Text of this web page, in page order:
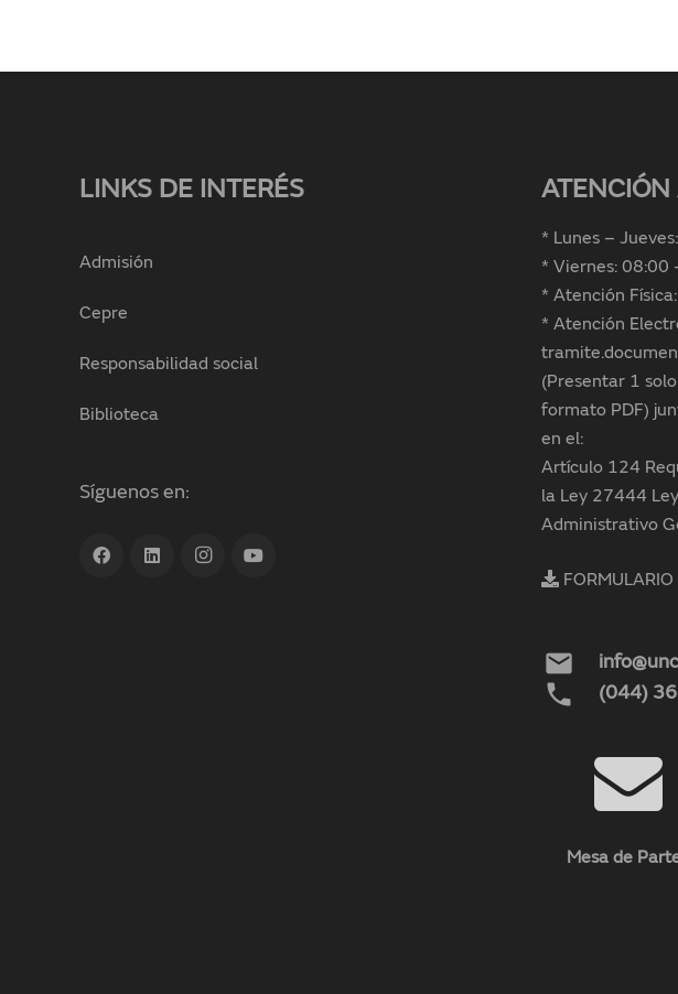
LINKS DE INTERÉS
Admisión
Cepre
Responsabilidad social
Biblioteca
Síguenos en:
ATENCIÓN
* Lunes –
* Viernes: 08:00
* Atención
* Atención
(Presentar 1
formato PDF)
en el:
Artículo 124
la Ley 27444
Administrativo
FORMULARIO
mail
phone (044)
Mesa de